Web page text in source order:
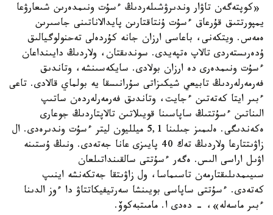
«كوپتەگەن تاۋار وندىرۋشىلەردىڭ ءسۇت ونىمدەرىن شىعارۋعا
يمپورتتىق قۇرعاق ءسۇت ۇنتاقتارىن پايدالاناتىنى جاسىرىن
ەمەس. ويتكەنى، باعاسى ارزان جانە كۇردەلى تەحنولوگيالىق
ۇدەرىستەردى تالاپ ەتپەيدى. سوندىقتان، ولاردىڭ دايىنداعان
ءسۇت ونىمدەرى دە ارزان بولادى. سايكەسىنشە، وتاندىق
فەرمەرلەردىڭ تابيعي شيكىزاتى سۇرانىسقا يە بولماي قالادى. تاعى
ءبىر ايتا كەتەتىن ءجايت، وتاندىق فەرمەرلەردەن ساتىپ
الىناتىن ءسۇتتىڭ ساپاسىنا قويىلاتىن تالاپتاردىڭ جوعارى
ەكەندىگى. ەلىمىز جىلىنا 5,1 ميلليون ليتر ءسۇت وندىرەدى. ال
زاۋىتتارعا ولاردىڭ تەك 40 پايىزى عانا جەتەدى. ونىڭ ۇستىنە
اۋىل اراسى الىس. ەگەر ءسۇتتى سالقىنداتىلعان
سىيىمدىلىقتارمەن تاسىماسا، ول زاۋىتقا جەتكەنشە اينىپ
كەتەدى. ءسۇتتى ساپاسى بويىنشا سەرتيفيكاتتاۋ دا ءوز الدىنا
ءبىر ماسەلە»، - دەدى ا. مامىتبەكوۆ.